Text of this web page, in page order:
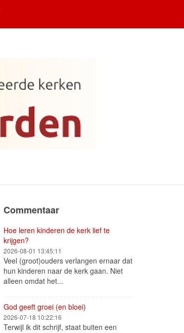
Commentaar
Hoe leren kinderen de kerk lief te
krijgen?
2026-08-01 13:45:11
Veel (groot)ouders verlangen ernaar dat
hun kinderen naar de kerk gaan. Niet
alleen omdat het...
God geeft groei (en bloei)
2026-07-18 10:22:16
Terwijl ik dit schrijf, staat buiten een